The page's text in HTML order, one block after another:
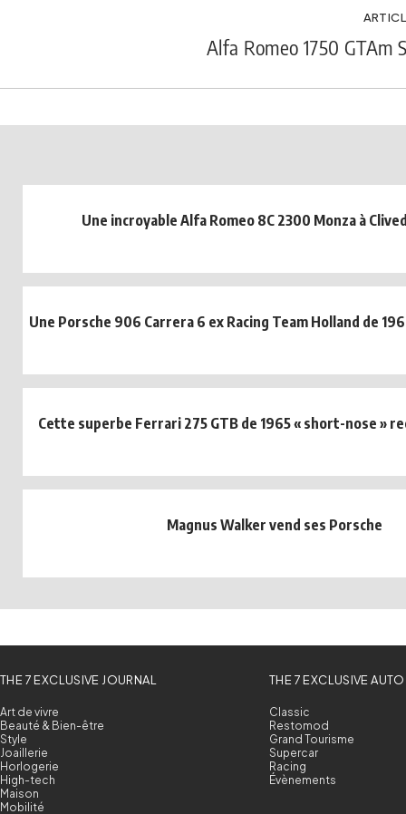
Alfa Romeo 1750 GTAm
Une incroyable Alfa Romeo 8C 2300 Monza à
Une Porsche 906 Carrera 6 ex Racing Team Holland de
Cette superbe Ferrari 275 GTB de 1965 « short-nose »
Magnus Walker vend ses Porsche
THE 7 EXCLUSIVE JOURNAL
Art de vivre
Beauté & Bien-être
Style
Joaillerie
Horlogerie
High-tech
Maison
Mobilité
THE 7 EXCLUSIVE AUTO
Classic
Restomod
Grand Tourisme
Supercar
Racing
Évènements